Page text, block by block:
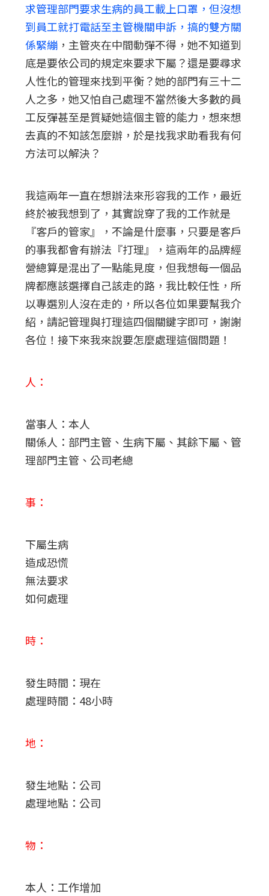
求管理部門要求生病的員工載上口罩，但沒想
到員工就打電話至主管機關申訴，搞的雙方關
係緊繃 ，主管夾在中間動彈不得，她不知道到
底是要依公司的規定來要求下屬？還是要尋求
人性化的管理來找到平衡？她的部門有三十二
人之多，她又怕自己處理不當然後大多數的員
工反彈甚至是質疑她這個主管的能力，想來想
去真的不知該怎麼辦，於是找我求助看我有何
方法可以解決？
我這兩年一直在想辦法來形容我的工作，最近
終於被我想到了，其實說穿了我的工作就是
『客戶的管家』，不論是什麼事，只要是客戶
的事我都會有辦法『打理』，這兩年的品牌經
營總算是混出了一點能見度，但我想每一個品
牌都應該選擇自己該走的路，我比較任性，所
以專選別人沒在走的，所以各位如果要幫我介
紹，請記管理與打理這四個關鍵字即可，謝謝
各位！接下來我來說要怎麼處理這個問題！
人：
當事人：本人
關係人：部門主管、生病下屬、其餘下屬、管
理部門主管、公司老總
事：
下屬生病
造成恐慌
無法要求
如何處理
時：
發生時間：現在
處理時間：48小時
地：
發生地點：公司
處理地點：公司
物：
本人：工作增加